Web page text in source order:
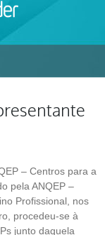
– Centros para a
pela ANQEP –
Profissional, nos
procedeu-se à
junto daquela